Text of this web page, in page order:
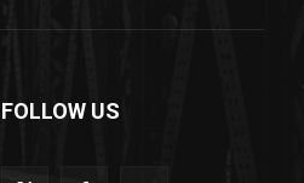
FOLLOW US